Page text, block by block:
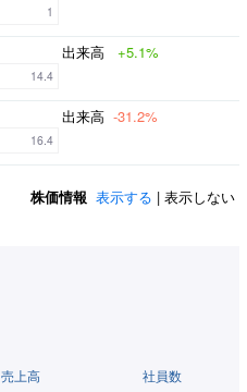
1
出来高 +5.1%
14.4
出来高 -31.2%
16.4
株価情報 表示する | 表示しない
売上高 社員数